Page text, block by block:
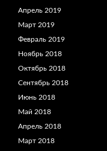
Апрель 2019
Март 2019
Февраль 2019
Ноябрь 2018
Октябрь 2018
Сентябрь 2018
Июнь 2018
Май 2018
Апрель 2018
Март 2018